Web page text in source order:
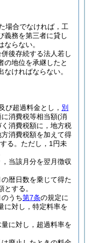
場合でなければ，工
義務を第三者に貸し
らない。
後存続する法人若し
の地位を承継したと
ければならない。
び超過料金とし， 別
消費税等相当額(消
く消費税額に，地方税
消費税額を加えて得
る。 ただし，1円未
当該月分を翌月徴収
暦日数を乗じて得た
する。
うち第7条の規定に
に対し，特定料率を
に対し，超過料率を